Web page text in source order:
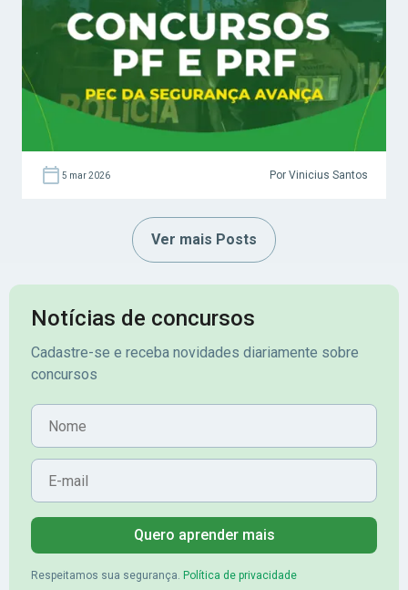
5 mar 2026 Por Vinicius Santos
Ver mais Posts
Notícias de concursos
Cadastre-se e receba novidades diariamente sobre
concursos
Nome
E-mail
Quero aprender mais
Respeitamos sua segurança. Política de privacidade